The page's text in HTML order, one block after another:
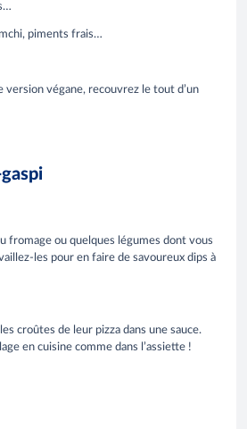
piments frais…
version végane, recouvrez le tout d’un
fromage ou quelques légumes dont vous
les pour en faire de savoureux dips à
croûtes de leur pizza dans une sauce.
en cuisine comme dans l’assiette !